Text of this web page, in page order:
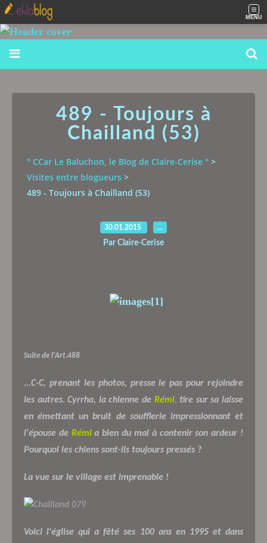
MENU
489 - Toujours à
Chailland (53)
" CCar Le Baluchon, le Blog de Claire-Cerise " >
Visites entre blogueurs >
489 - Toujours à Chailland (53)
30.01.2015 …
Par Claire-Cerise
Suite de l'Art.488
...C-C, prenant les photos, presse le pas pour rejoindre
les autres. Cyrrha, la chienne de Rémi, tire sur sa laisse
en émettant un bruit de soufflerie impressionnant et
l'épouse de Rémi a bien du mal à contenir son ardeur !
Pourquoi les chiens sont-ils toujours pressés ?
La vue sur le village est imprenable !
Voici l'église qui a fêté ses 100 ans en 1995 et dans